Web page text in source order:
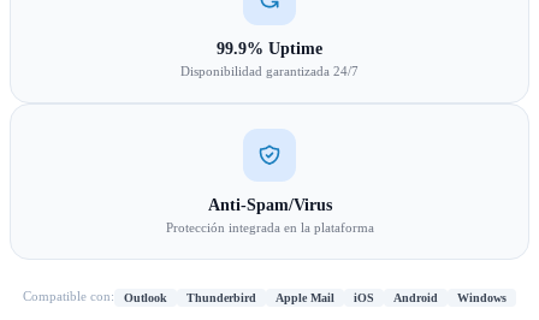
99.9% Uptime
Disponibilidad garantizada 24/7
Anti-Spam/Virus
Protección integrada en la plataforma
Compatible con: Outlook Thunderbird Apple Mail iOS Android Windows